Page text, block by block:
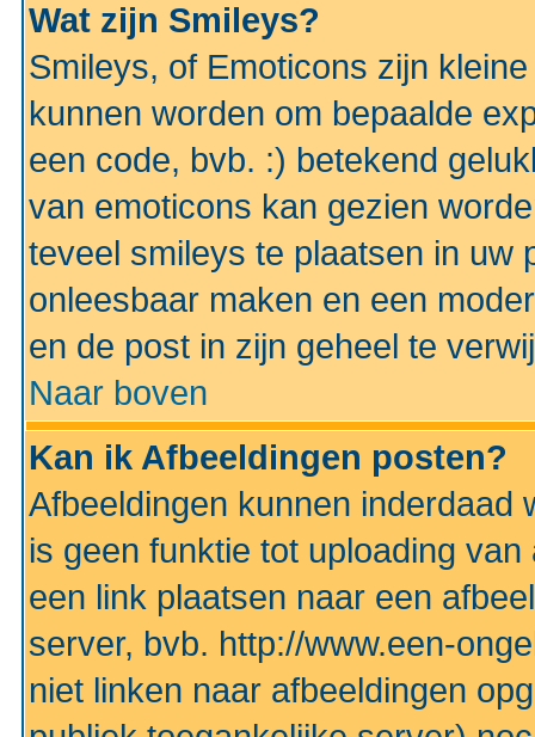
Wat zijn Smileys?
Smileys, of Emoticons zijn
kunnen worden om bepaalde
een code, bvb. :) betekend
van emoticons kan gezien
teveel smileys te plaatsen in uw
onleesbaar maken en een
en de post in zijn geheel te
Naar boven
Kan ik Afbeeldingen posten?
Afbeeldingen kunnen inderdaad
is geen funktie tot uploading
een link plaatsen naar een
server, bvb. http://www.een-
niet linken naar afbeeldingen